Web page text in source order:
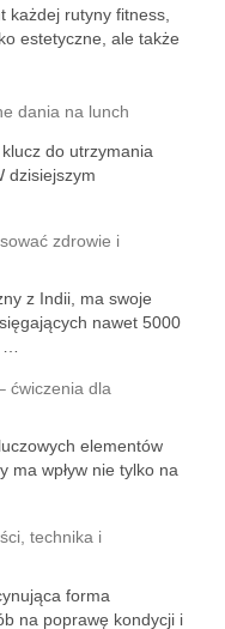
każdej rutyny fitness,
estetyczne, ale także
dania na lunch
do utrzymania
dzisiejszym
zdrowie i
z Indii, ma swoje
nawet 5000
…
ćwiczenia dla
elementów
ma wpływ nie tylko na
technika i
forma
na poprawę kondycji i